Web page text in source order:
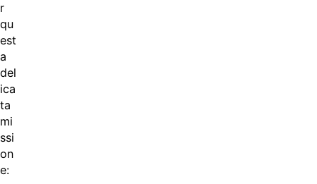
r
qu
est
a
del
ica
ta
mi
ssi
on
e: